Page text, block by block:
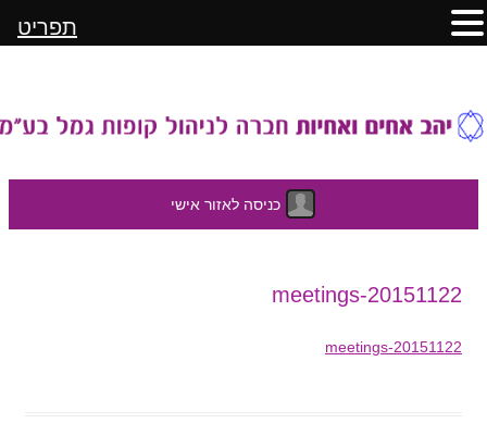
כניסה לאזור אישי
20151122-meetings
20151122-meetings
תפריט